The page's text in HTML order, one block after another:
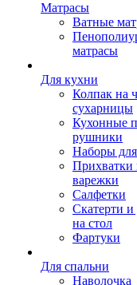
Матрасы
Ватные
матрасы
Для кухни
Колпак на
сухарницы
Кухонные
рушники
Наборы
Прихватки
варежки
Салфетки
Скатерти
на стол
Фартуки
Для спальни
Наволочка